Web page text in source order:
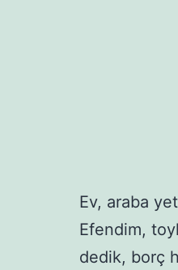
Ev, araba
Efendim,
dedik, borç